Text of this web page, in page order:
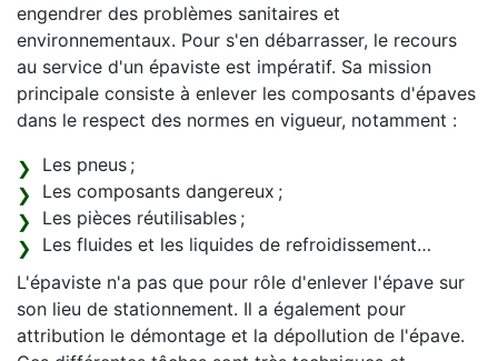
engendrer des problèmes sanitaires et
environnementaux. Pour s'en débarrasser, le recours
au service d'un épaviste est impératif. Sa mission
principale consiste à enlever les composants d'épaves
dans le respect des normes en vigueur, notamment :
Les pneus ;
Les composants dangereux ;
Les pièces réutilisables ;
Les fluides et les liquides de refroidissement…
L'épaviste n'a pas que pour rôle d'enlever l'épave sur
son lieu de stationnement. Il a également pour
attribution le démontage et la dépollution de l'épave.